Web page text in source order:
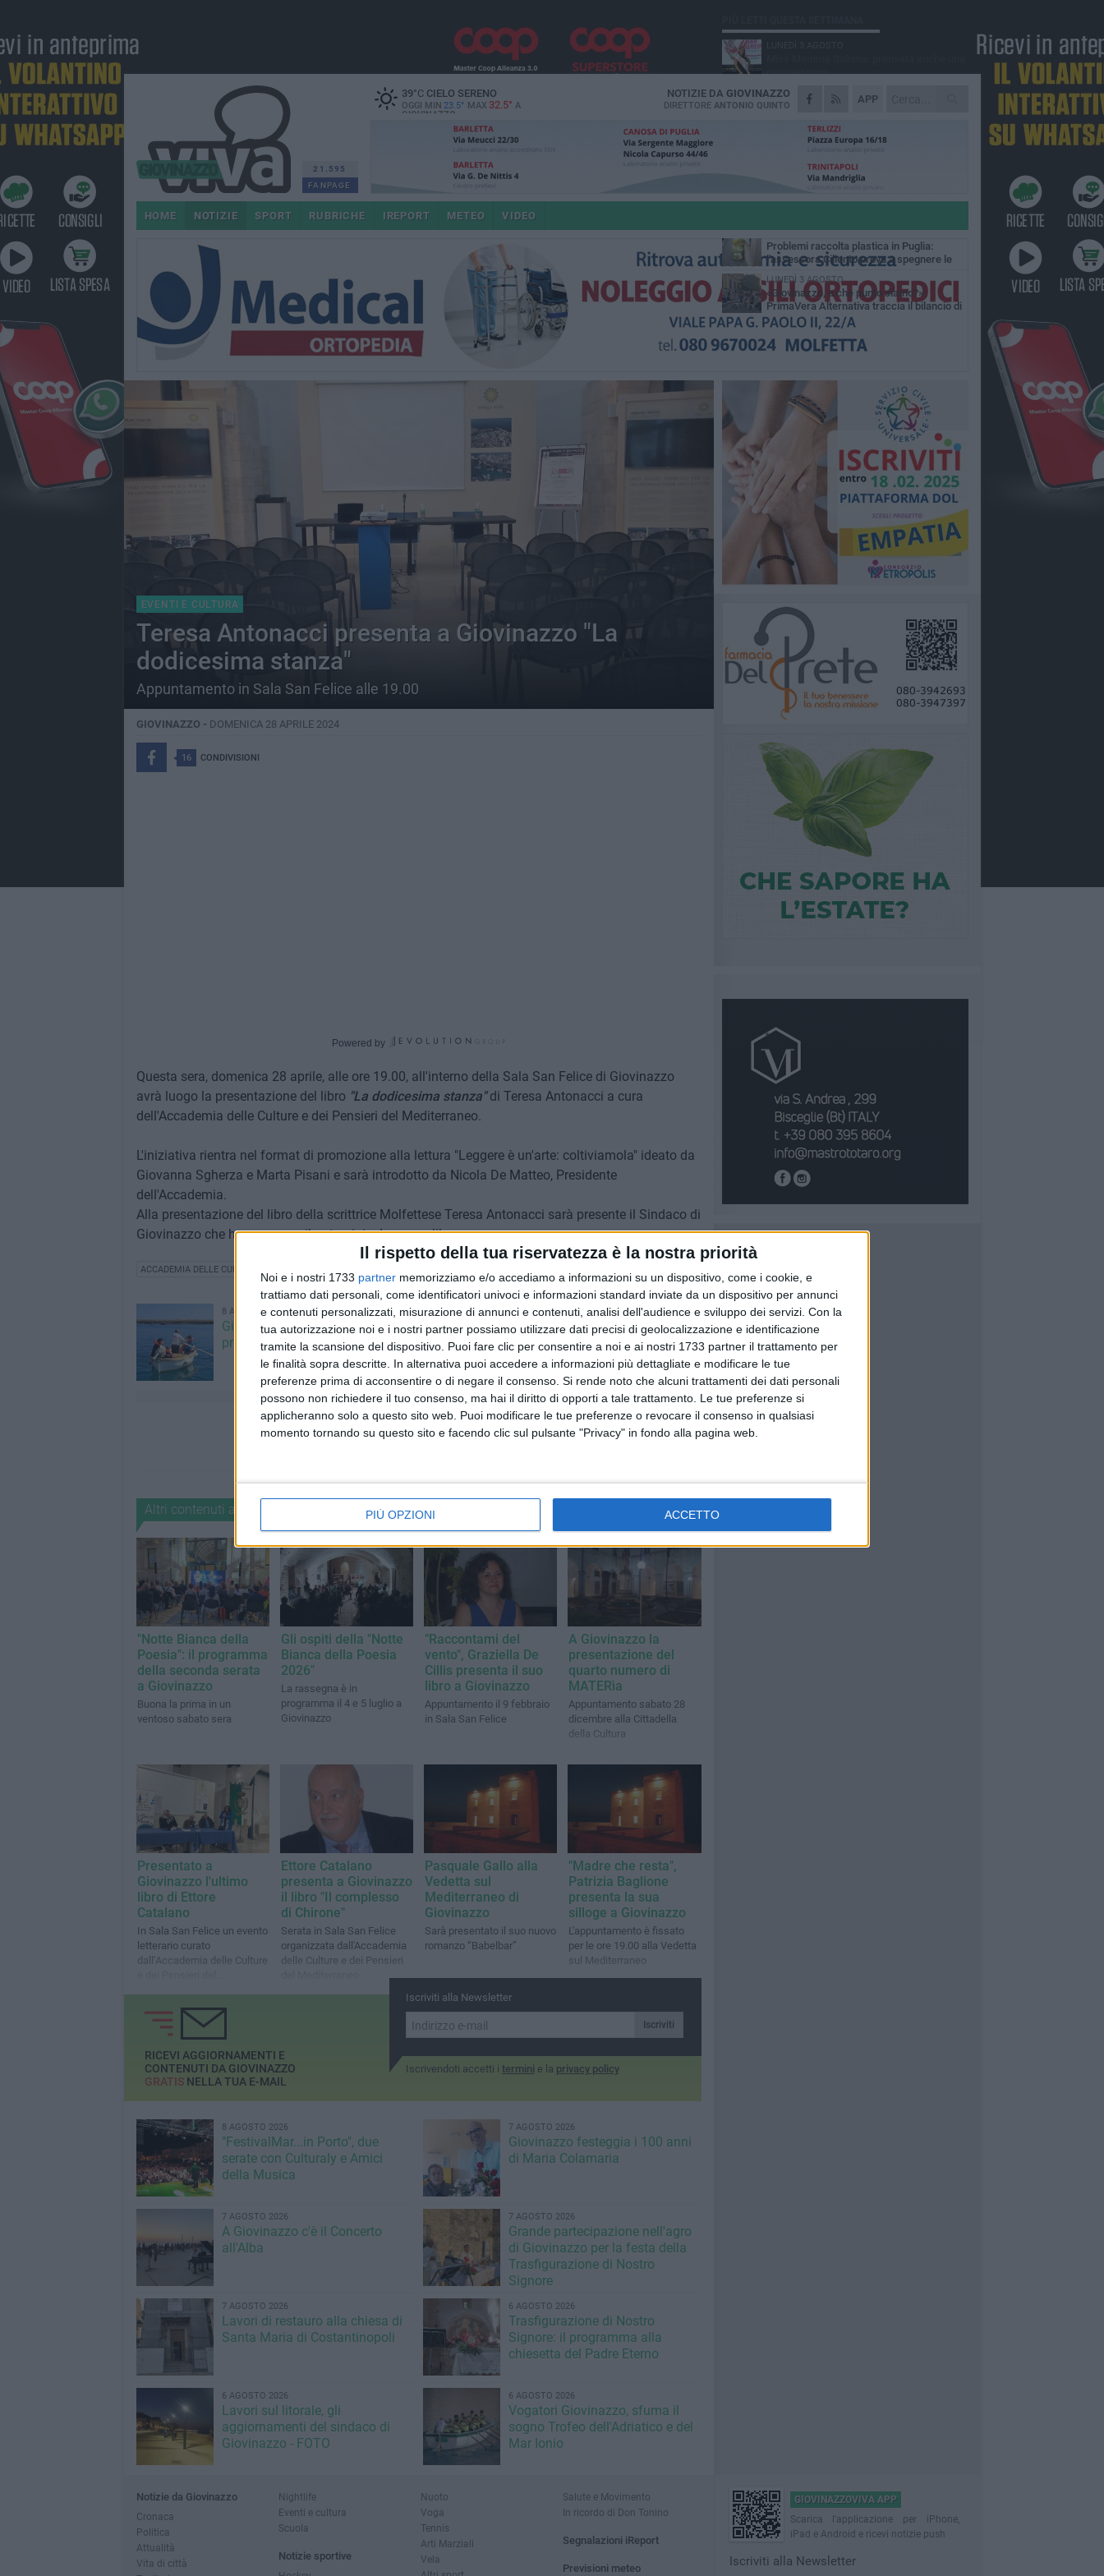
Il rispetto della tua riservatezza è la nostra priorità
Noi e i nostri 1733 partner memorizziamo e/o accediamo a informazioni su un dispositivo, come i cookie, e
trattiamo dati personali, come identificatori univoci e informazioni standard inviate da un dispositivo per annunci
e contenuti personalizzati, misurazione di annunci e contenuti, analisi dell'audience e sviluppo dei servizi. Con la
tua autorizzazione noi e i nostri partner possiamo utilizzare dati precisi di geolocalizzazione e identificazione
tramite la scansione del dispositivo. Puoi fare clic per consentire a noi e ai nostri 1733 partner il trattamento per
le finalità sopra descritte. In alternativa puoi accedere a informazioni più dettagliate e modificare le tue
preferenze prima di acconsentire o di negare il consenso. Si rende noto che alcuni trattamenti dei dati personali
possono non richiedere il tuo consenso, ma hai il diritto di opporti a tale trattamento. Le tue preferenze si
applicheranno solo a questo sito web. Puoi modificare le tue preferenze o revocare il consenso in qualsiasi
momento tornando su questo sito e facendo clic sul pulsante "Privacy" in fondo alla pagina web.
PIÙ OPZIONI ACCETTO
21.595
FANPAGE
39°CCIELO SERENO
OGGI MIN 23.5° MAX 32.5° A
GIOVINAZZO
APP
NOTIZIE DA GIOVINAZZO
DIRETTORE ANTONIO QUINTO
HOME NOTIZIE SPORT RUBRICHE IREPORT METEO VIDEO
EVENTI E CULTURA
Teresa Antonacci presenta a Giovinazzo "La
dodicesima stanza"
Appuntamento in Sala San Felice alle 19.00
GIOVINAZZO - DOMENICA 28 APRILE 2024
16 CONDIVISIONI
Powered by
Questa sera, domenica 28 aprile, alle ore 19.00, all'interno della Sala San Felice di Giovinazzo
avrà luogo la presentazione del libro "La dodicesima stanza"di Teresa Antonacci a cura
dell'Accademia delle Culture e dei Pensieri del Mediterraneo.
L'iniziativa rientra nel format di promozione alla lettura "Leggere è un'arte: coltiviamola" ideato da
Giovanna Sgherza e Marta Pisani e sarà introdotto da Nicola De Matteo, Presidente
dell'Accademia.
Alla presentazione del libro della scrittrice Molfettese Teresa Antonacci sarà presente il Sindaco di
Giovinazzo che ha concesso il patrocinio. Ingresso libero.
ACCADEMIA DELLE CULTURE E DEI PENSIERI DEL MEDITERRANEO
8 AGOSTO 2026
Giovinazzo Estate 2026: il
programma di sabato 8 agosto
8 AGOSTO 2026
Il 10 ed l'11 agosto a Giovinazzo
c'è la Sagra del Panino della
Nonna
Altri contenuti a tema
"Notte Bianca della
Poesia": il programma
della seconda serata
a Giovinazzo
Buona la prima in un
ventoso sabato sera
Gli ospiti della "Notte
Bianca della Poesia
2026"
La rassegna è in
programma il 4 e 5 luglio a
Giovinazzo
"Raccontami del
vento", Graziella De
Cillis presenta il suo
libro a Giovinazzo
Appuntamento il 9 febbraio
in Sala San Felice
A Giovinazzo la
presentazione del
quarto numero di
MATERìa
Appuntamento sabato 28
dicembre alla Cittadella
della Cultura
Presentato a
Giovinazzo l'ultimo
libro di Ettore
Catalano
In Sala San Felice un evento
letterario curato
dall’Accademia delle Culture
Ettore Catalano
presenta a Giovinazzo
il libro "Il complesso
di Chirone"
Serata in Sala San Felice
organizzata dall'Accademia
delle Culture e dei Pensieri
Pasquale Gallo alla
Vedetta sul
Mediterraneo di
Giovinazzo
Sarà presentato il suo nuovo
romanzo “Babelbar”
"Madre che resta",
Patrizia Baglione
presenta la sua
silloge a Giovinazzo
L'appuntamento è fissato
per le ore 19.00 alla Vedetta
sul Mediterraneo
Iscriviti alla Newsletter
Iscriviti
Iscrivendoti accetti i termini e la privacy policy
RICEVI AGGIORNAMENTI E
CONTENUTI DA GIOVINAZZO
GRATISNELLA TUA E-MAIL
8 AGOSTO 2026
"FestivalMar...in Porto", due
serate con Culturaly e Amici
della Musica
7 AGOSTO 2026
Giovinazzo festeggia i 100 anni
di Maria Colamaria
7 AGOSTO 2026
A Giovinazzo c'è il Concerto
all'Alba
7 AGOSTO 2026
Grande partecipazione nell'agro
di Giovinazzo per la festa della
Trasfigurazione di Nostro
Signore
7 AGOSTO 2026
Lavori di restauro alla chiesa di
Santa Maria di Costantinopoli
6 AGOSTO 2026
Trasfigurazione di Nostro
Signore: il programma alla
chiesetta del Padre Eterno
6 AGOSTO 2026
Lavori sul litorale, gli
aggiornamenti del sindaco di
Giovinazzo - FOTO
6 AGOSTO 2026
Vogatori Giovinazzo, sfuma il
sogno Trofeo dell'Adriatico e del
Mar Ionio
giovinazzese
MARTEDÌ 4 AGOSTO
Liquidi oleosi sul litorale di Giovinazzo,
VENERDÌ 7 AGOSTO
Lavori sul litorale, gli aggiornamenti del
MERCOLEDÌ 5 AGOSTO
Problemi raccolta plastica in Puglia:
l'assessora Ciliento prova a spegnere le
polemiche
LUNEDÌ 3 AGOSTO
«Giovinazzo, a che punto siamo?»:
PrimaVera Alternativa traccia il bilancio di
4 anni di Sollecito
Notizie da Giovinazzo
Cronaca
Politica
Attualità
Vita di città
Nightlife
Eventi e cultura
Scuola
Notizie sportive
Nuoto
Voga
Tennis
Arti Marziali
Vela
Salute e Movimento
In ricordo di Don Tonino
Segnalazioni iReport
Previsioni meteo
GIOVINAZZOVIVA APP
Scarica l'applicazione per iPhone,
iPad e Android e ricevi notizie push
Iscriviti alla Newsletter